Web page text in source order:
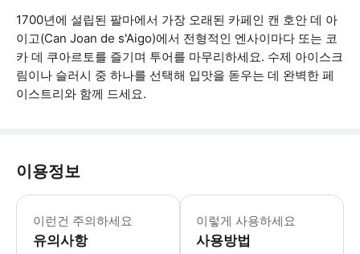
1700년에 설립된 팔마에서 가장 오래된 카페인 캔 호안 데 아
이고(Can Joan de s'Aigo)에서 전형적인 엔사이마다 또는 코
카 데 쿠아르토를 즐기며 투어를 마무리하세요. 수제 아이스크
림이나 슬러시 중 하나를 선택해 입맛을 돋우는 데 완벽한 페
이스트리와 함께 드세요.
이용정보
이런건 주의하세요
유의사항
선택한 날짜의 오전 9시부터 오후 12
이렇게 사용하세요
사용방법